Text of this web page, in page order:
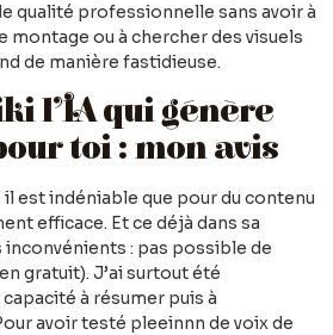
qualité professionnelle sans avoir à
montage ou à chercher des visuels
de manière fastidieuse.
l’IA qui génère
toi : mon avis
est indéniable que pour du contenu
efficace. Et ce déjà dans sa
: pas possible de
gratuit). J’ai surtout été
à résumer puis à
avoir testé pleeinnn de voix de